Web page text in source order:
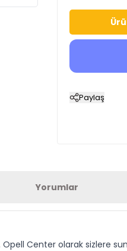
Paylaş
Yorumlar
Center olarak sizlere